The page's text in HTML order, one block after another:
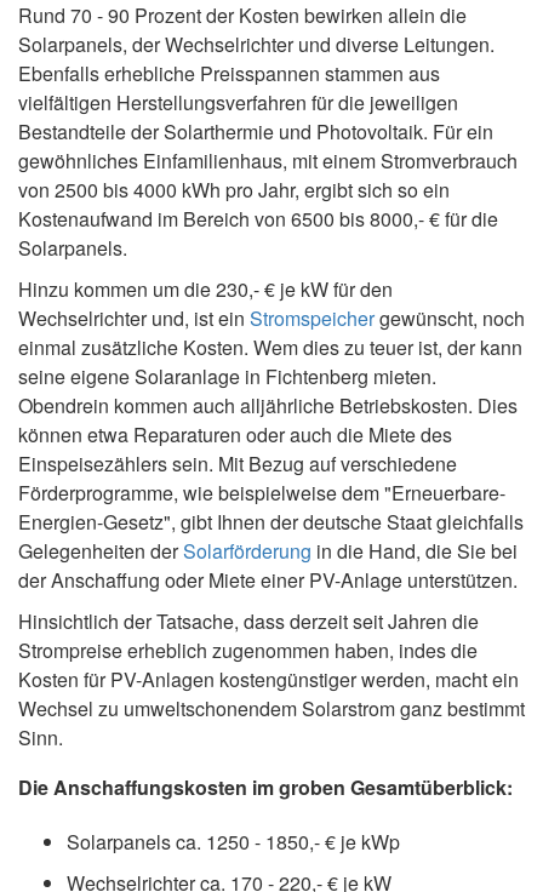
Rund 70 - 90 Prozent der Kosten bewirken allein die
Solarpanels, der Wechselrichter und diverse Leitungen.
Ebenfalls erhebliche Preisspannen stammen aus
vielfältigen Herstellungsverfahren für die jeweiligen
Bestandteile der Solarthermie und Photovoltaik. Für ein
gewöhnliches Einfamilienhaus, mit einem Stromverbrauch
von 2500 bis 4000 kWh pro Jahr, ergibt sich so ein
Kostenaufwand im Bereich von 6500 bis 8000,- € für die
Solarpanels.
Hinzu kommen um die 230,- € je kW für den
Wechselrichter und, ist ein Stromspeichergewünscht, noch
einmal zusätzliche Kosten. Wem dies zu teuer ist, der kann
seine eigene Solaranlage in Fichtenberg mieten.
Obendrein kommen auch alljährliche Betriebskosten. Dies
können etwa Reparaturen oder auch die Miete des
Einspeisezählers sein. Mit Bezug auf verschiedene
Förderprogramme, wie beispielweise dem "Erneuerbare-
Energien-Gesetz", gibt Ihnen der deutsche Staat gleichfalls
Gelegenheiten derSolarförderung in die Hand, die Sie bei
der Anschaffung oder Miete einer PV-Anlage unterstützen.
Hinsichtlich der Tatsache, dass derzeit seit Jahren die
Strompreise erheblich zugenommen haben, indes die
Kosten für PV-Anlagen kostengünstiger werden, macht ein
Wechsel zu umweltschonendem Solarstrom ganz bestimmt
Sinn.
Die Anschaffungskosten im groben Gesamtüberblick:
Solarpanels ca. 1250 - 1850,- € je kWp
Wechselrichter ca. 170 - 220,- € je kW